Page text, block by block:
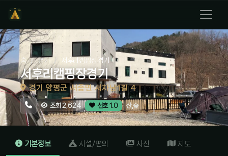
홈 경기 서후리캠핑장경기
서후리캠핑장경기
경기 양평군 서종면 서차남1길 4
조회 2,624 선호 1.0 산,숲
기본정보 시설/편의 사진 지도